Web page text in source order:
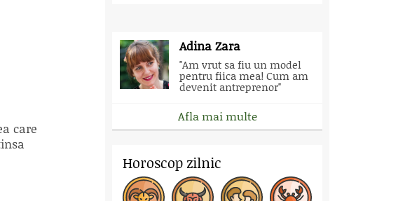
care
Adina Zara
"Am vrut sa fiu un model
pentru fiica mea! Cum am
devenit antreprenor"
Afla mai multe
Horoscop zilnic